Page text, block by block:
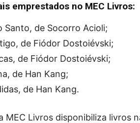
emprestados no MEC Livros:
Santo, de Socorro Acioli;
de Fiódor Dostoiévski;
de Fiódor Dostoiévski;
de Han Kang;
de Han Kang.
MEC Livros disponibiliza livros